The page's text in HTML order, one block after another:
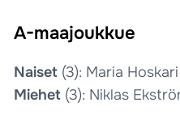
A-maajoukkue
Naiset (3): Maria
Miehet (3): Niklas